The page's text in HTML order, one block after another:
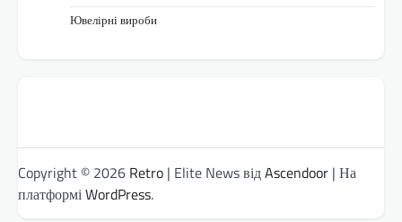
Ювелірні вироби
Copyright © 2026 Retro | Elite News відAscendoor | На
платформіWordPress.